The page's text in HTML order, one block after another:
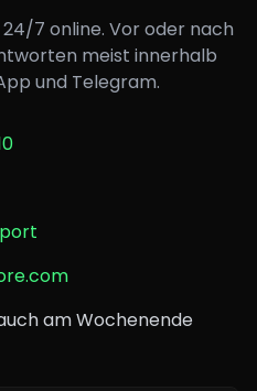
7 online. Vor oder nach
meist innerhalb
und Telegram.
am Wochenende